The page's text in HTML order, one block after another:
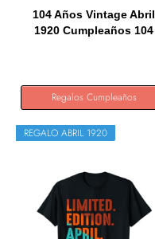
104 Años Vintage Abril
1920 Cumpleaños 104
Regalos Cumpleaños
REGALO ABRIL 1920